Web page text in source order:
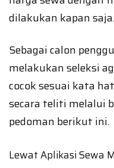
dilakukan kapan saja.
Sebagai calon
melakukan seleksi
cocok sesuai kata
secara teliti melalui
pedoman berikut ini.
Lewat Aplikasi Sewa